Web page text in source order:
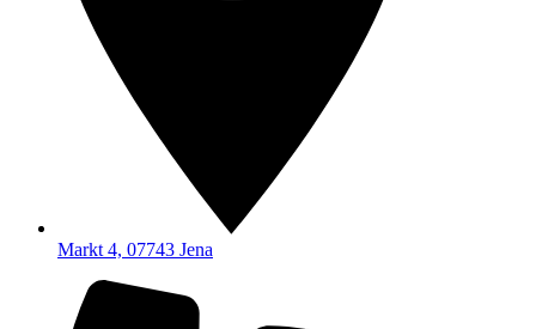
Markt 4, 07743 Jena